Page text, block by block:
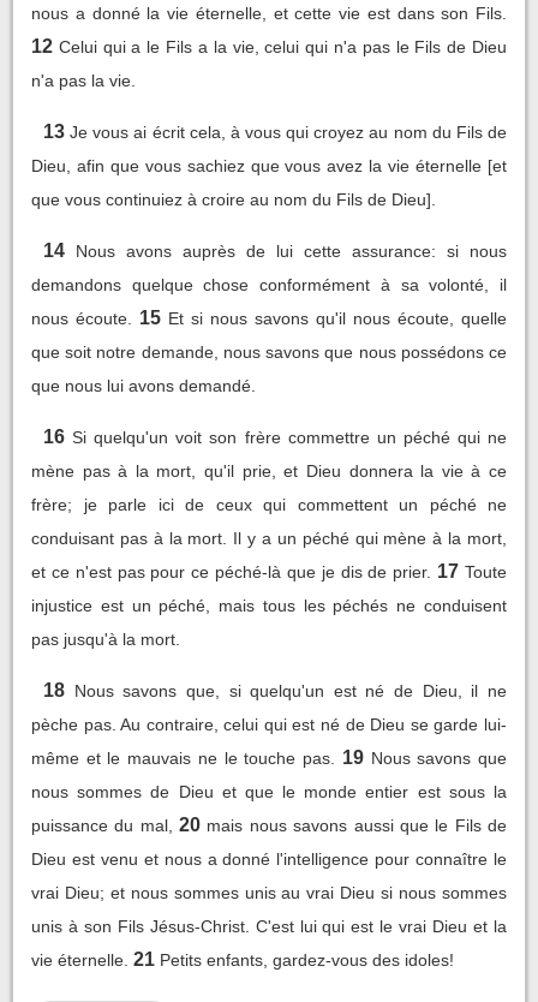
nous a donné la vie éternelle, et cette vie est dans son Fils.
12 Celui qui a le Fils a la vie, celui qui n'a pas le Fils de Dieu
n'a pas la vie.
13 Je vous ai écrit cela, à vous qui croyez au nom du Fils de
Dieu, afin que vous sachiez que vous avez la vie éternelle [et
que vous continuiez à croire au nom du Fils de Dieu].
14
Nous avons auprès de lui cette assurance: si nous
demandons quelque chose conformément à sa volonté, il
nous écoute.
15 Et si nous savons qu'il nous écoute, quelle
que soit notre demande, nous savons que nous possédons ce
que nous lui avons demandé.
16 Si quelqu'un voit son frère commettre un péché qui ne
mène pas à la mort, qu'il prie, et Dieu donnera la vie à ce
frère; je parle ici de ceux qui commettent un péché ne
conduisant pas à la mort. Il y a un péché qui mène à la mort,
et ce n'est pas pour ce péché-là que je dis de prier. 17 Toute
injustice est un péché, mais tous les péchés ne conduisent
pas jusqu'à la mort.
18 Nous savons que, si quelqu'un est né de Dieu, il ne
pèche pas. Au contraire, celui qui est né de Dieu se garde lui-
même et le mauvais ne le touche pas.
19 Nous savons que
nous sommes de Dieu et que le monde entier est sous la
puissance du mal, 20 mais nous savons aussi que le Fils de
Dieu est venu et nous a donné l'intelligence pour connaître le
vrai Dieu; et nous sommes unis au vrai Dieu si nous sommes
unis à son Fils Jésus-Christ. C'est lui qui est le vrai Dieu et la
vie éternelle. 21 Petits enfants, gardez-vous des idoles!